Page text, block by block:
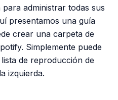
administrar todas sus
presentamos una guía
crear una carpeta de
Simplemente puede
de reproducción de
izquierda.